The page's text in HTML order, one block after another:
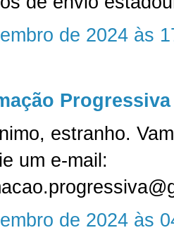
de 2024 às
Progressiva
estranho.
um e-mail:
de 2024 às